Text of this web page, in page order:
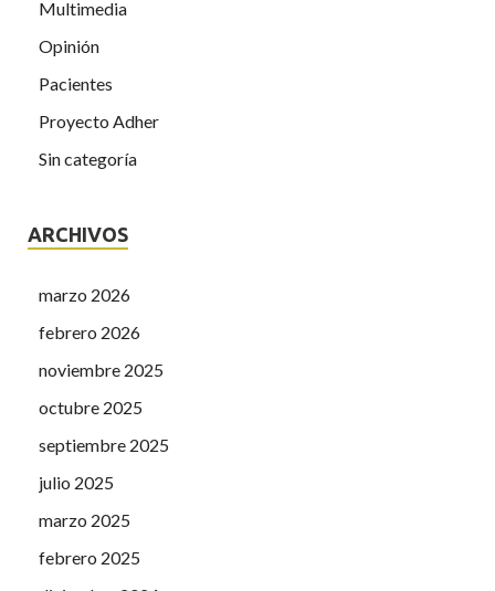
Multimedia
Opinión
Pacientes
Proyecto Adher
Sin categoría
ARCHIVOS
marzo 2026
febrero 2026
noviembre 2025
octubre 2025
septiembre 2025
julio 2025
marzo 2025
febrero 2025